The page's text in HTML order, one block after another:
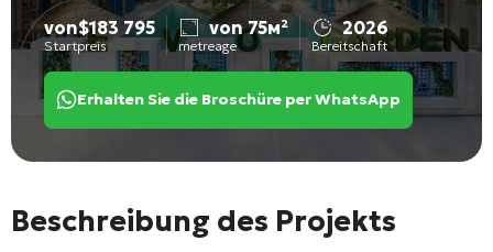
von$183 795
Startpreis
von 75м²
metreage
2026
Bereitschaft
Erhalten Sie die Broschüre per WhatsApp
Beschreibung des Projekts